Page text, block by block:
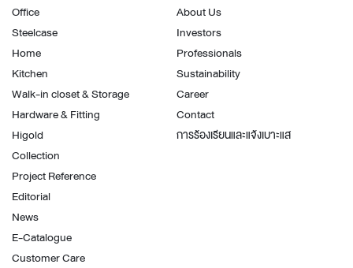
Office
Steelcase
Home
Kitchen
Walk-in closet & Storage
Hardware & Fitting
Higold
Collection
Project Reference
Editorial
News
E-Catalogue
Customer Care
About Us
Investors
Professionals
Sustainability
Career
Contact
การร้องเรียนและแจ้งเบาะแส